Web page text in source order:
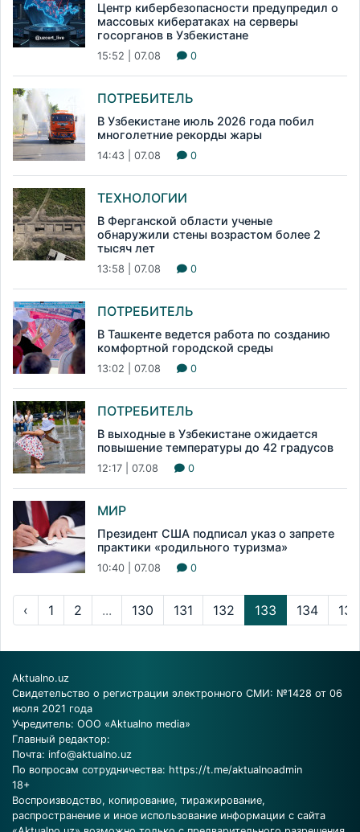
Центр кибербезопасности предупредил о
массовых кибератаках на серверы
госорганов в Узбекистане
15:52 | 07.08 0
ПОТРЕБИТЕЛЬ
В Узбекистане июль 2026 года побил
многолетние рекорды жары
14:43 | 07.08 0
ТЕХНОЛОГИИ
В Ферганской области ученые
обнаружили стены возрастом более 2
тысяч лет
13:58 | 07.08 0
ПОТРЕБИТЕЛЬ
В Ташкенте ведется работа по созданию
комфортной городской среды
13:02 | 07.08 0
ПОТРЕБИТЕЛЬ
В выходные в Узбекистане ожидается
повышение температуры до 42 градусов
12:17 | 07.08 0
МИР
Президент США подписал указ о запрете
практики «родильного туризма»
10:40 | 07.08 0
‹ 1 2 ... 130 131 132 133 134 135
Aktualno.uz
Свидетельство о регистрации электронного СМИ: №1428 от 06
июля 2021 года
Учредитель: ООО «Aktualno media»
Главный редактор:
Почта: info@aktualno.uz
По вопросам сотрудничества: https://t.me/aktualnoadmin
18+
Воспроизводство, копирование, тиражирование,
распространение и иное использование информации с сайта